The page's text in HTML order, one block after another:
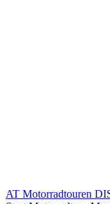
AT Motorradtouren